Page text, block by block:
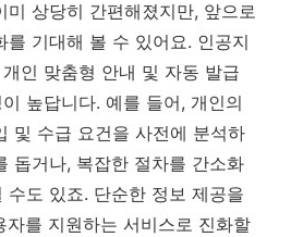
미 상당히 간편해졌지만, 앞으로
를 기대해 볼 수 있어요. 인공지
인 맞춤형 안내 및 자동 발급
높답니다. 예를 들어, 개인의
및 수급 요건을 사전에 분석하
돕거나, 복잡한 절차를 간소화
수도 있죠. 단순한 정보 제공을
자를 지원하는 서비스로 진화할